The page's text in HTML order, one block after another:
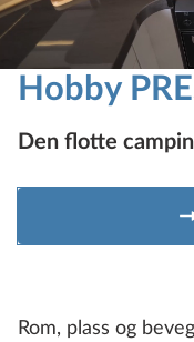
Hobby
Den flotte
Rom, plass og